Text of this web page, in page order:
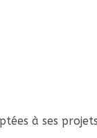
à ses